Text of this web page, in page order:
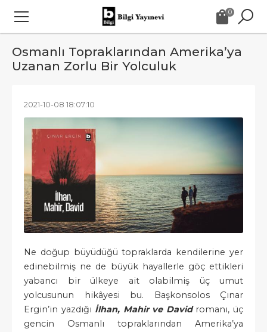
0
Osmanlı Topraklarından Amerika’ya
Uzanan Zorlu Bir Yolculuk
2021-10-08 18:07:10
Ne doğup büyüdüğü topraklarda kendilerine yer
edinebilmiş ne de büyük hayallerle göç ettikleri
yabancı bir ülkeye ait olabilmiş üç umut
yolcusunun hikâyesi bu. Başkonsolos Çınar
Ergin’in yazdığı İlhan, Mahir ve David romanı, üç
gencin Osmanlı topraklarından Amerika’ya